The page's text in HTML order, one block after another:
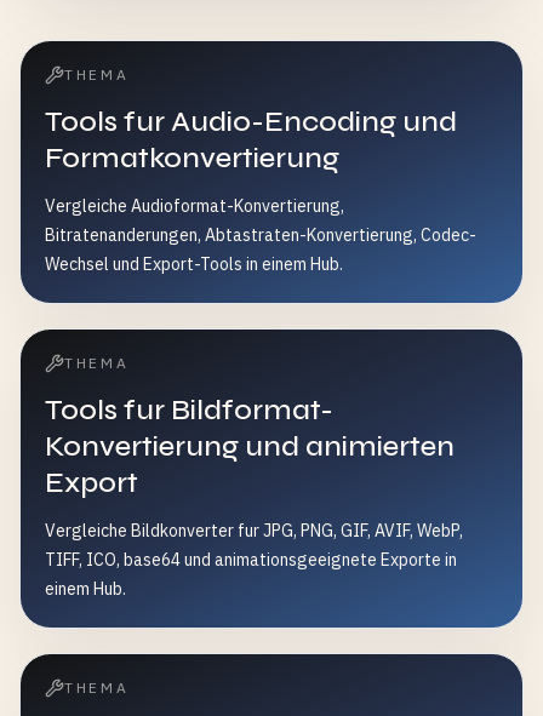
THEMA
Tools fur Audio-Encoding und
Formatkonvertierung
Vergleiche Audioformat-Konvertierung,
Bitratenanderungen, Abtastraten-Konvertierung, Codec-
Wechsel und Export-Tools in einem Hub.
THEMA
Tools fur Bildformat-
Konvertierung und animierten
Export
Vergleiche Bildkonverter fur JPG, PNG, GIF, AVIF, WebP,
TIFF, ICO, base64 und animationsgeeignete Exporte in
einem Hub.
THEMA